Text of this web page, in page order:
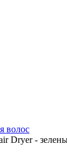
волос
Dryer -